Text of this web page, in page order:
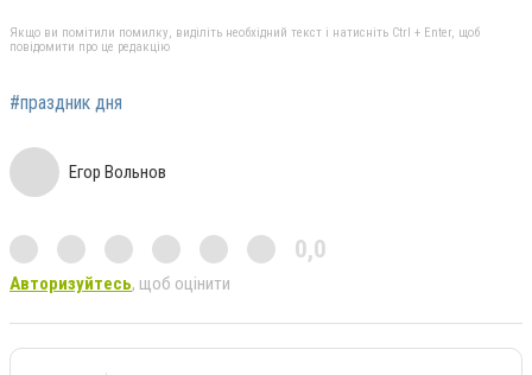
Якщо ви помітили помилку, виділіть необхідний текст і натисніть Ctrl + Enter, щоб
повідомити про це редакцію
#праздник дня
Егор Вольнов
0,0
Авторизуйтесь, щоб оцінити